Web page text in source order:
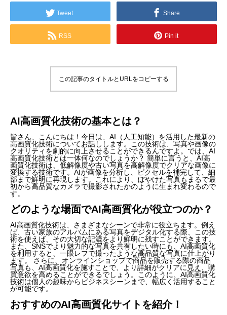
Tweet Share
RSS Pin it
この記事のタイトルとURLをコピーする
AI高画質化技術の基本とは？
皆さん、こんにちは！今日は、AI（人工知能）を活用した最新の
高画質化技術についてお話しします。この技術は、写真や画像の
クオリティを劇的に向上させることができるんですよ。では、AI
高画質化技術とは一体何なのでしょうか？ 簡単に言うと、AI高
画質化技術は、低解像度や古い写真を高解像度でクリアな画像に
変換する技術です。AIが画像を分析し、ピクセルを補完して、細
部まで鮮明に再現します。これにより、ぼやけた写真もまるで最
初から高品質なカメラで撮影されたかのように生まれ変わるので
す。
どのような場面でAI高画質化が役立つのか？
AI高画質化技術は、さまざまなシーンで非常に役立ちます。例え
ば、古い家族のアルバムにある写真をデジタル化する際、この技
術を使えば、その大切な記漉をより鮮明に残すことができます。
また、SNSでより魅力的な写真を共有したい時にも、AI高画質化
を利用すると、一眼レフで撮ったような高品質な写真に仕上がり
ます。 さらに、オンラインショップで商品を販売する際の商品
写真も、AI高画質化を施すことで、より詳細がクリアに見え、購
買意欲を高めることができるでしょう。このように、AI高画質化
技術は個人の趣味からビジネスシーンまで、幅広く活用すること
が可能です。
おすすめのAI高画質化サイトを紹介！